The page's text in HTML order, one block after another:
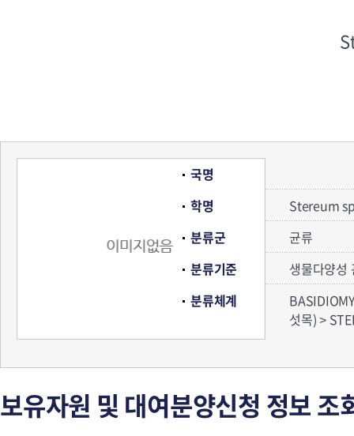
국명
학명
Stereum
분류군
균류
분류기준
생물다양성
분류체계
섯목) >
보유자원 및 대여분양신청 정보 조